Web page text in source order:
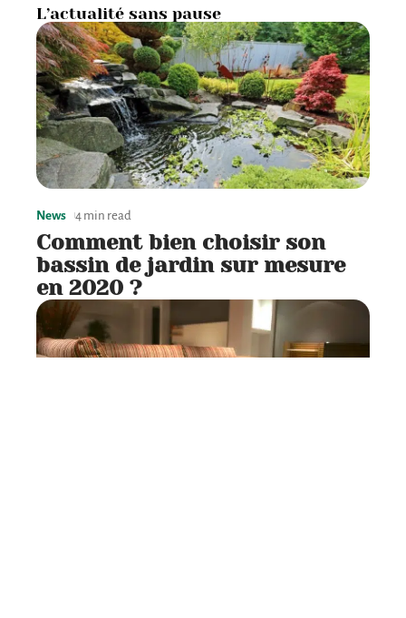
L’actualité sans pause
News 4 min read
Comment bien choisir son
bassin de jardin sur mesure
en 2020 ?